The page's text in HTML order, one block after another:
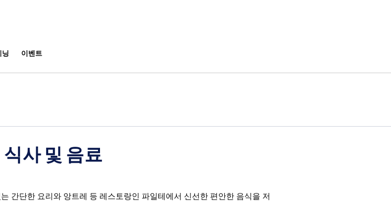
닝 이벤트
식사 및 음료
간단한 요리와 앙트레 등 레스토랑인 파일테에서 신선한 편안한 음식을 저